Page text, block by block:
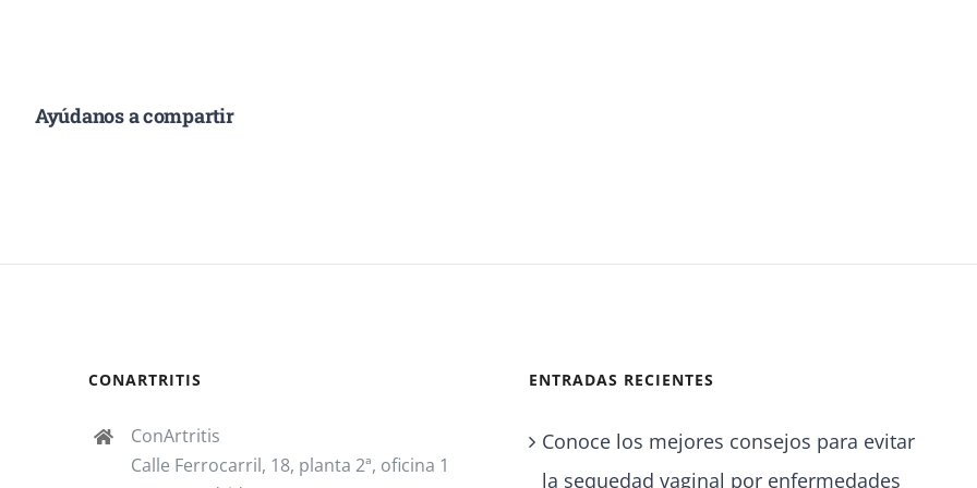
Ayúdanos a compartir
CONARTRITIS
ConArtritis
Calle Ferrocarril, 18, planta 2ª, oficina 1
ENTRADAS RECIENTES
Conoce los mejores consejos para evitar
la sequedad vaginal por enfermedades